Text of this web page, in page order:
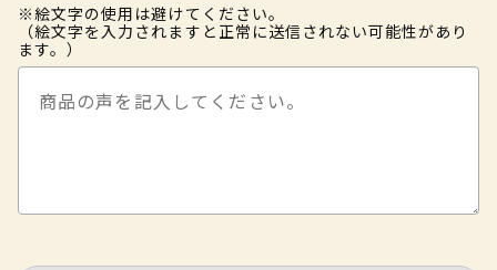
※絵文字の使用は避けてください。
（絵文字を入力されますと正常に送信されない可能性があり
ます。）